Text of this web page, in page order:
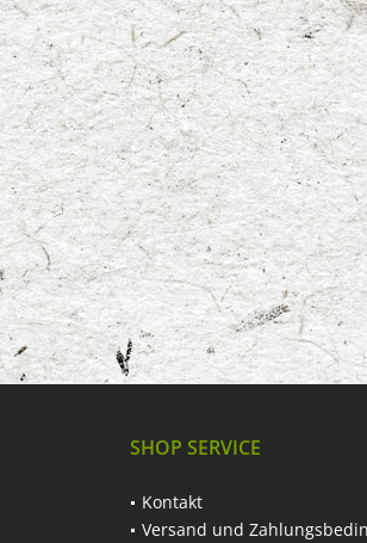
SHOP SERVICE
Kontakt
Versand und